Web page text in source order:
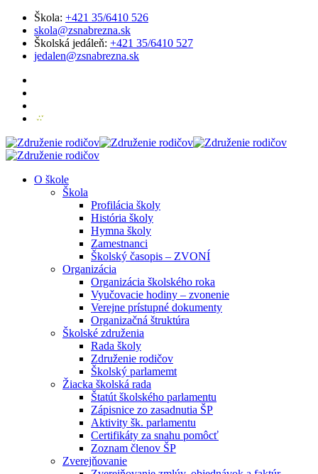
Škola: +421 35/6410 526
skola@zsnabrezna.sk
Školská jedáleň: +421 35/6410 527
jedalen@zsnabrezna.sk
O škole
Škola
Profilácia školy
História školy
Hymna školy
Zamestnanci
Školský časopis – ZVONÍ
Organizácia
Organizácia školského roka
Vyučovacie hodiny – zvonenie
Verejne prístupné dokumenty
Organizačná štruktúra
Školské združenia
Rada školy
Združenie rodičov
Školský parlamemt
Žiacka školská rada
Štatút školského parlamentu
Zápisnice zo zasadnutia ŠP
Aktivity šk. parlamentu
Certifikáty za snahu pomôcť
Zoznam členov ŠP
Zverejňovanie